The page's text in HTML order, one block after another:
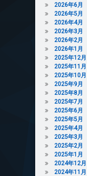
2026年6月
2026年5月
2026年4月
2026年3月
2026年2月
2026年1月
2025年12月
2025年11月
2025年10月
2025年9月
2025年8月
2025年7月
2025年6月
2025年5月
2025年4月
2025年3月
2025年2月
2025年1月
2024年12月
2024年11月